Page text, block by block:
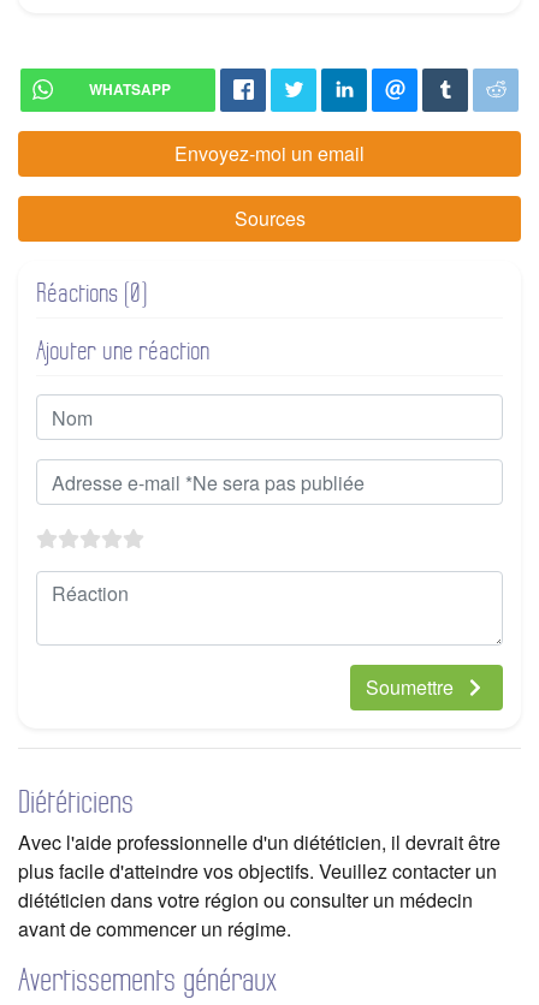
WHATSAPP
Envoyez-moi un email
Sources
Réactions (0)
Ajouter une réaction
Soumettre
Diététiciens
Avec l'aide professionnelle d'un diététicien, il devrait être
plus facile d'atteindre vos objectifs. Veuillez contacter un
diététicien dans votre région ou consulter un médecin
avant de commencer un régime.
Avertissements généraux